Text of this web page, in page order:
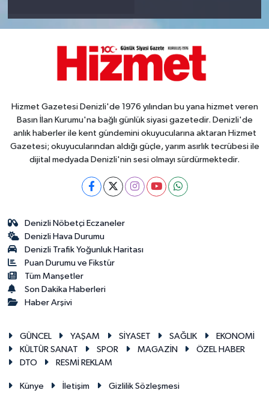
Hizmet Gazetesi Denizli'de 1976 yılından bu yana hizmet veren
Basın İlan Kurumu'na bağlı günlük siyasi gazetedir. Denizli'de
anlık haberler ile kent gündemini okuyucularına aktaran Hizmet
Gazetesi; okuyucularından aldığı güçle, yarım asırlık tecrübesi ile
dijital medyada Denizli'nin sesi olmayı sürdürmektedir.
Denizli Nöbetçi Eczaneler
Denizli Hava Durumu
Denizli Trafik Yoğunluk Haritası
Puan Durumu ve Fikstür
Tüm Manşetler
Son Dakika Haberleri
Haber Arşivi
GÜNCEL YAŞAM SİYASET SAĞLIK
EKONOMİ
KÜLTÜR SANAT
SPOR MAGAZİN
ÖZEL HABER
DTO
RESMİ REKLAM
Künye İletişim Gizlilik Sözleşmesi